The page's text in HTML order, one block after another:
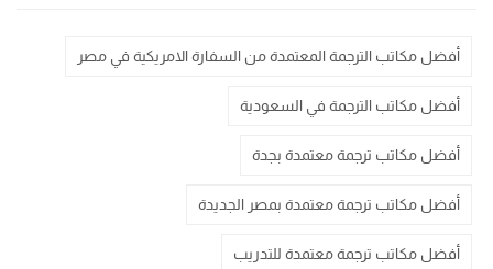
أفضل مكاتب الترجمة المعتمدة من السفارة الامريكية في مصر
أفضل مكاتب الترجمة في السعودية
أفضل مكاتب ترجمة معتمدة بجدة
أفضل مكاتب ترجمة معتمدة بمصر الجديدة
أفضل مكاتب ترجمة معتمدة للتدريب